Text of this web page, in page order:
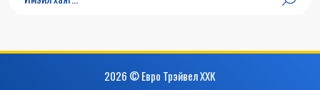
2026 © Евро Трэйвел ХХК